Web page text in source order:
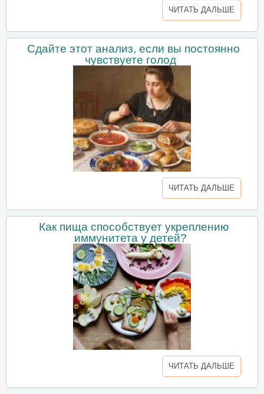
ЧИТАТЬ ДАЛЬШЕ
Сдайте этот анализ, если вы постоянно
чувствуете голод
ЧИТАТЬ ДАЛЬШЕ
Как пища способствует укреплению
иммунитета у детей?
ЧИТАТЬ ДАЛЬШЕ